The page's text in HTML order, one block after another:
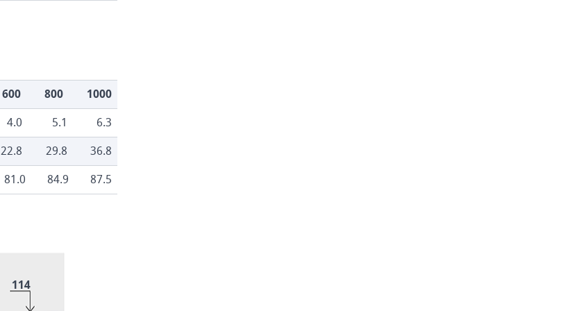
600 800
1000
4.0 5.1
6.3
22.8 29.8
36.8
81.0 84.9 87.5
114